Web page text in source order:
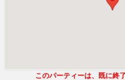
このパーティーは、既に終